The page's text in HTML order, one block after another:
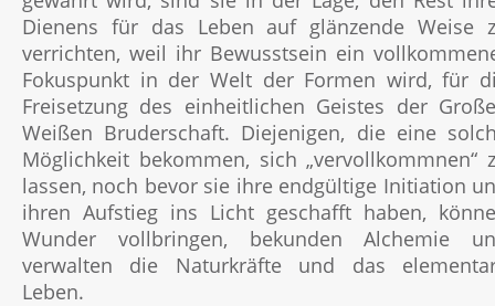
Dienens für das Leben auf glänzende Weise
verrichten, weil ihr Bewusstsein ein
Fokuspunkt in der Welt der Formen wird, für
Freisetzung des einheitlichen Geistes der
Weißen Bruderschaft. Diejenigen, die eine
Möglichkeit bekommen, sich „vervollkommnen“
lassen, noch bevor sie ihre endgültige Initiation
ihren Aufstieg ins Licht geschafft haben,
Wunder vollbringen, bekunden Alchemie
verwalten die Naturkräfte und das
Leben.